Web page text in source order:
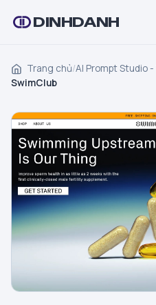
DINHDANH
Trang chủ/AI Prompt Studio
SwimClub